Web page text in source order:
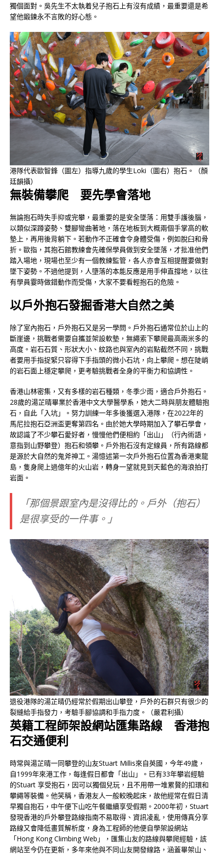
獨個面對。吳先生不太執着兒子抱石上有沒有成績，最重要還是希
望他鍛鍊永不言敗的好心態。
港隊代表歐智鋒（圖左）指導九歲的學生Loki（圖右）抱石。（顏
廷韻攝）
無裝備攀爬 要先學會落地
無論抱石時失手抑或完攀，最重要的是安全墜落：用雙手護後腦，
以類似深蹲姿勢、雙腳彎曲著地，落在地板到大概兩個手掌高的軟
墊上，再用後背躺下。若動作不正確會令身體受傷，例如脫臼和骨
折。歐指，其抱石館教練會先確保學員做到安全墜落，才批准他們
踏入場地，現場也至少有一個教練監管，各人亦會互相提醒要做對
墜下姿勢。不過他提到，人墮落的本能反應是用手伸直撐地，以往
有學員霎時做錯動作而受傷，大家不要看輕抱石的危險。
以戶外抱石發掘香港大自然之美
除了室內抱石，戶外抱石又是另一學問。戶外抱石通常位於山上的
斷崖邊，挑戰者需要自攜並架設軟墊，無繩索下攀爬最高兩米多的
高度。岩石石質、形狀大小、紋路也與室內的岩點截然不同，挑戰
者要用手指捉緊只容得下手指頭的微小石坑，向上攀爬。想在陡峭
的岩石面上穩定攀爬，更考驗挑戰者全身的平衡力和協調性。
香港山林密集，又有多樣的岩石種類，冬季少雨，適合戶外抱石。
28歲的湯芷晴畢業於香港中文大學醫學系，她大二時與朋友體驗抱
石，自此「入坑」。努力訓練一年多後獲選入港隊，在2022年的
馬尼拉抱石亞洲盃更奪第四名。由於她大學時期加入了攀石學會，
故認識了不少攀石愛好者，慢慢他們便相約「出山」（行內術語，
意指到山野攀登）抱石和領攀。戶外抱石沒有定線員，所有路線都
是源於大自然的鬼斧神工。湯憶述第一次戶外抱石位置為香港東龍
島，隻身爬上過億年的火山岩，轉身一望就見到天藍色的海浪拍打
岩面。
「那個景跟室內是沒得比的。戶外（抱石）
是很享受的一件事。」
退役港隊的湯芷晴仍經常於假期出山攀登，戶外的石群只有很少的
裂縫給手指發力，考驗手腳協調和手指力度。（嚴君利攝）
英籍工程師架設網站匯集路線 香港抱
石交通便利
時常與湯芷晴一同攀登的山友Stuart Millis來自英國，今年49歲，
自1999年來港工作，每逢假日都會「出山」。已有33年攀岩經驗
的Stuart 享受抱石，因可以獨個兒玩，且不用帶一堆累贅的扣環和
攀繩等裝備。他笑稱，香港友人一般較晚起床，故他經常在假日清
早獨自抱石，中午便下山吃午餐繼續享受假期。2000年初，Stuart
發現香港的戶外攀登路線指南不易取得、資訊凌亂，使用傳真分享
路線又會降低畫質解析度，身為工程師的他便自學架設網站
「Hong Kong Climbing Web」，匯集山友的路線與攀爬經驗，該
網站至今仍在更新，多年來他與不同山友開發線路，涵蓋畢架山、